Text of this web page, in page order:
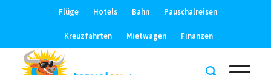
Flüge Hotels Bahn Pauschalreisen
Kreuzfahrten Mietwagen Finanzen